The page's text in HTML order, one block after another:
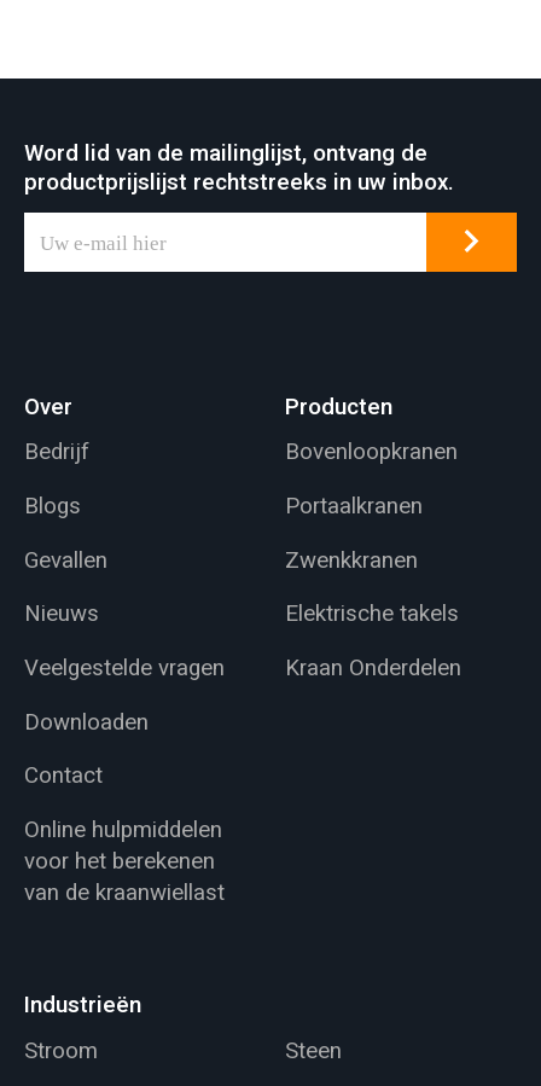
Word lid van de mailinglijst, ontvang de
productprijslijst rechtstreeks in uw inbox.
Over
Bedrijf
Blogs
Gevallen
Nieuws
Veelgestelde vragen
Downloaden
Contact
Online hulpmiddelen
voor het berekenen
van de kraanwiellast
Producten
Bovenloopkranen
Portaalkranen
Zwenkkranen
Elektrische takels
Kraan Onderdelen
Industrieën
Stroom
Steen